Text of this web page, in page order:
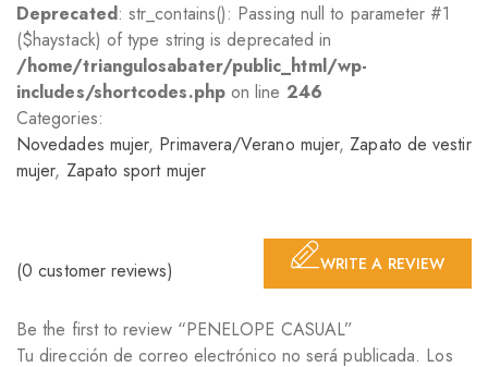
Deprecated: str_contains(): Passing null to parameter #1
($haystack) of type string is deprecated in
/home/triangulosabater/public_html/wp-
includes/shortcodes.phpon line 246
Categories:
Novedades mujer, Primavera/Verano mujer, Zapato de vestir
mujer, Zapato sport mujer
(0 customer reviews) WRITE A REVIEW
Be the first to review “PENELOPE CASUAL”
Tu dirección de correo electrónico no será publicada. Los